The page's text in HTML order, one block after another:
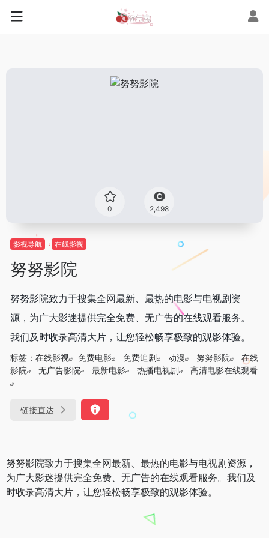
0 2,498
影视导航 在线影视
努努影院
努努影院致力于搜集全网最新、最热的电影与电视剧资
源，为广大影迷提供完全免费、无广告的在线观看服务。
我们及时收录高清大片，让您轻松畅享极致的观影体验。
标签： 在线影视 免费电影 免费追剧 动漫 努努影院
在线
影院
无广告影院 最新电影 热播电视剧 高清电影在线观看
链接直达
努努影院致力于搜集全网最新、最热的电影与电视剧资源，
为广大影迷提供完全免费、无广告的在线观看服务。我们及
时收录高清大片，让您轻松畅享极致的观影体验。